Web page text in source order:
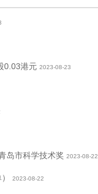
0.03港元 2023-08-23
岛市科学技术奖 2023-08-22
2023-08-22